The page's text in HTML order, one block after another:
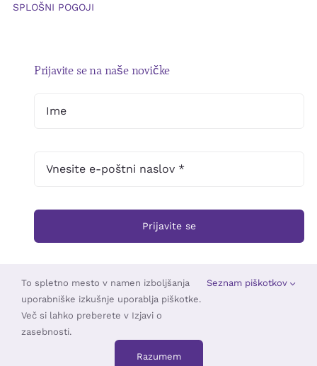
SPLOŠNI POGOJI
Prijavite se na naše novičke
Prijavite se
© 2025 •Založba Triskelion• Vse pravice pridržane •
To spletno mesto v namen izboljšanja
uporabniške izkušnje uporablja piškotke.
Več si lahko preberete v Izjavi o
zasebnosti.
Seznam piškotkov
Razumem